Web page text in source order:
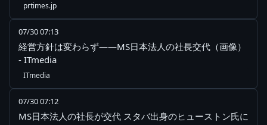
prtimes.jp
07/30 07:13
経営方針は変わらず――MS日本法人の社長交代（画像）
- ITmedia
ITmedia
07/30 07:12
MS日本法人の社長が交代 スタバ出身のヒューストン氏に